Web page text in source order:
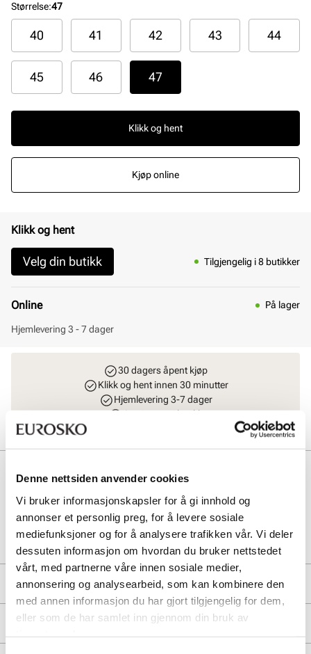
Denne nettsiden anvender cookies
Vi bruker informasjonskapsler for å gi innhold og
annonser et personlig preg, for å levere sosiale
mediefunksjoner og for å analysere trafikken vår. Vi deler
dessuten informasjon om hvordan du bruker nettstedet
vårt, med partnerne våre innen sosiale medier,
annonsering og analysearbeid, som kan kombinere den
med annen informasjon du har gjort tilgjengelig for dem,
eller som de har samlet inn gjennom din bruk av
Størrelse:47
40 41 42 43 44
45 46 47
Klikk og hent
Kjøp online
Klikk og hent
Velg din butikk Tilgjengelig i 8 butikker
Online På lager
Hjemlevering 3 - 7 dager
30 dagers åpent kjøp
Klikk og hent innen 30 minutter
Hjemlevering 3-7 dager
Gratis retur i butikk
Art. nr02267412
Lev. art. nr03607
Produktdetaljer
Overdel: Skinn
Merke